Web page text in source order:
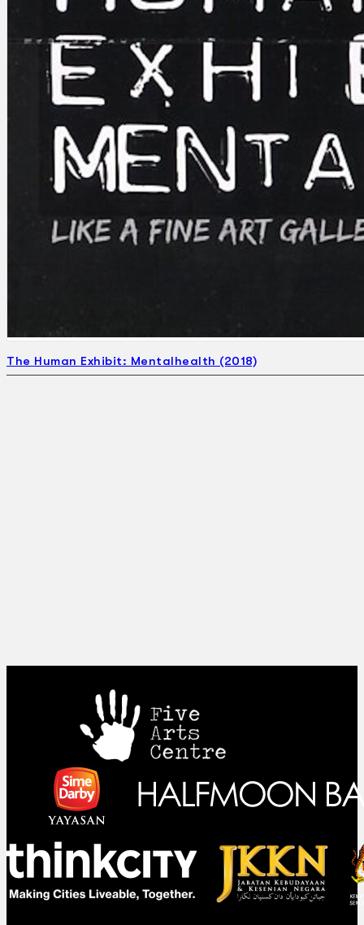
Gelintar
The Human Exhibit: Mentalhealth (2018)